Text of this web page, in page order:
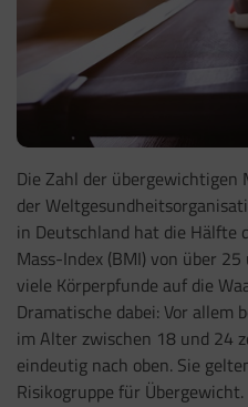
Die Zahl der
der
in Deutschland hat die Hälfte
Mass-Index (BMI) von über
viele Körperpfunde auf die
Dramatische dabei: Vor allem
im Alter zwischen 18 und 24
eindeutig nach oben. Sie
Risikogruppe für Übergewicht.